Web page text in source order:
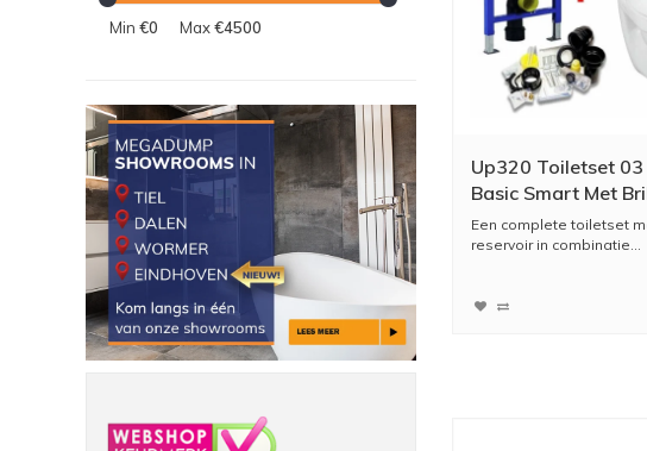
Min €0 Max€4500
Up320 Toiletset
Basic Smart Met
Drukplaat
Een complete toiletset
reservoir in combinatie...